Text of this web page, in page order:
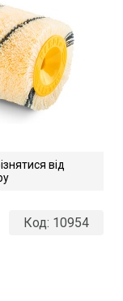
від
Код: 10954